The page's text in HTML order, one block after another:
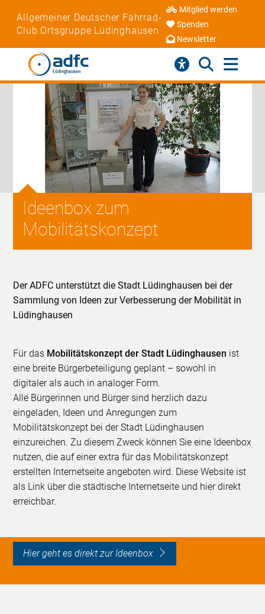
Allgemeiner Deutscher Fahrrad-
Club Ortsgruppe Lüdinghausen
Mitglied werden
Spenden
Newsletter
Ideenbox zum
Mobilitätskonzept
Der ADFC unterstützt die Stadt Lüdinghausen bei der
Sammlung von Ideen zur Verbesserung der Mobilität in
Lüdinghausen
Für das Mobilitätskonzept der Stadt Lüdinghausen ist
eine breite Bürgerbeteiligung geplant – sowohl in
digitaler als auch in analoger Form.
Alle Bürgerinnen und Bürger sind herzlich dazu
eingeladen, Ideen und Anregungen zum
Mobilitätskonzept bei der Stadt Lüdinghausen
einzureichen. Zu diesem Zweck können Sie eine Ideenbox
nutzen, die auf einer extra für das Mobilitätskonzept
erstellten Internetseite angeboten wird. Diese Website ist
als Link über die städtische Internetseite und hier direkt
erreichbar.
Hier geht es direkt zur Ideenbox